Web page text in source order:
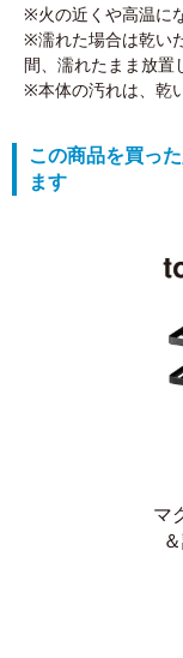
※火の近くや高温に
※濡れた場合は乾い
間、濡れたまま放置
※本体の汚れは、乾
この商品を買っ
ます
マ